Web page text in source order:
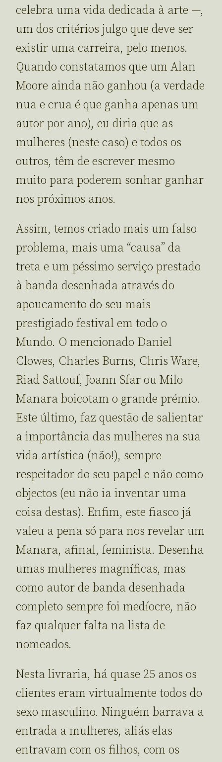
celebra uma vida dedicada à arte —,
um dos critérios julgo que deve ser
existir uma carreira, pelo menos.
Quando constatamos que um Alan
Moore ainda não ganhou (a verdade
nua e crua é que ganha apenas um
autor por ano), eu diria que as
mulheres (neste caso) e todos os
outros, têm de escrever mesmo
muito para poderem sonhar ganhar
nos próximos anos.
Assim, temos criado mais um falso
problema, mais uma “causa” da
treta e um péssimo serviço prestado
à banda desenhada através do
apoucamento do seu mais
prestigiado festival em todo o
Mundo. O mencionado Daniel
Clowes, Charles Burns, Chris Ware,
Riad Sattouf, Joann Sfar ou Milo
Manara boicotam o grande prémio.
Este último, faz questão de salientar
a importância das mulheres na sua
vida artística (não!), sempre
respeitador do seu papel e não como
objectos (eu não ia inventar uma
coisa destas). Enfim, este fiasco já
valeu a pena só para nos revelar um
Manara, afinal, feminista. Desenha
umas mulheres magníficas, mas
como autor de banda desenhada
completo sempre foi medíocre, não
faz qualquer falta na lista de
nomeados.
Nesta livraria, há quase 25 anos os
clientes eram virtualmente todos do
sexo masculino. Ninguém barrava a
entrada a mulheres, aliás elas
entravam com os filhos, com os